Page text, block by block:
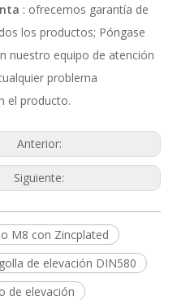
: ofrecemos garantía de
los productos; Póngase
nuestro equipo de atención
problema
el producto.
Anterior:
Siguiente:
M8 con Zincplated
de elevación DIN580
de elevación